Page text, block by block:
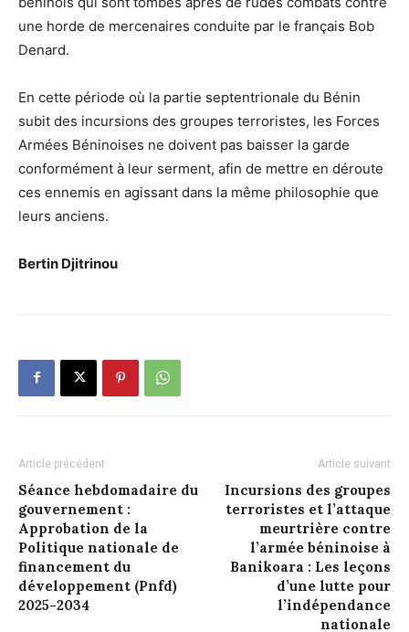
une horde de mercenaires conduite par le français Bob
Denard.
En cette période où la partie septentrionale du Bénin
subit des incursions des groupes terroristes, les Forces
Armées Béninoises ne doivent pas baisser la garde
conformément à leur serment, afin de mettre en déroute
ces ennemis en agissant dans la même philosophie que
leurs anciens.
Bertin Djitrinou
Article précédent
Séance hebdomadaire du
gouvernement :
Approbation de la
Politique nationale de
financement du
développement (Pnfd)
2025-2034
Article suivant
Incursions des groupes
terroristes et l’attaque
meurtrière contre
l’armée béninoise à
Banikoara : Les leçons
d’une lutte pour
l’indépendance
nationale